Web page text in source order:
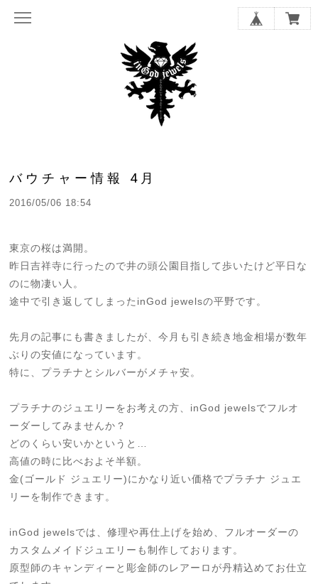
バウチャー情報 4月
2016/05/06 18:54
東京の桜は満開。
昨日吉祥寺に行ったので井の頭公園目指して歩いたけど平日な
のに物凄い人。
途中で引き返してしまったinGod jewelsの平野です。
先月の記事にも書きましたが、今月も引き続き地金相場が数年
ぶりの安値になっています。
特に、プラチナとシルバーがメチャ安。
プラチナのジュエリーをお考えの方、inGod jewelsでフルオ
ーダーしてみませんか？
どのくらい安いかというと…
高値の時に比べおよそ半額。
金(ゴールド ジュエリー)にかなり近い価格でプラチナ ジュエ
リーを制作できます。
inGod jewelsでは、修理や再仕上げを始め、フルオーダーの
カスタムメイドジュエリーも制作しております。
原型師のキャンディーと彫金師のレアーロが丹精込めてお仕立